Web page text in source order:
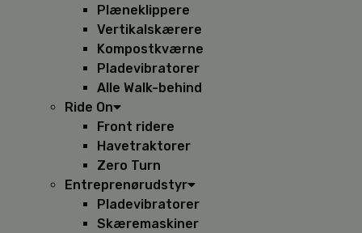
Plæneklippere
Vertikalskærere
Kompostkværne
Pladevibratorer
Alle Walk-behind
Ride On
Front ridere
Havetraktorer
Zero Turn
Entreprenørudstyr
Pladevibratorer
Skæremaskiner